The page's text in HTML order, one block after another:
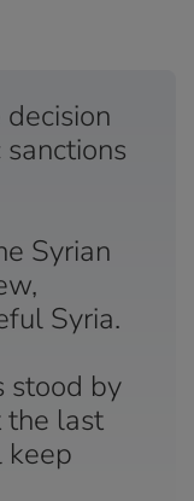
Syrian
Syria.
stood by
the last
keep